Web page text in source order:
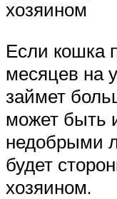
хозяином
Если кошка
месяцев на
займет
может быть
недобрыми
будет
хозяином.